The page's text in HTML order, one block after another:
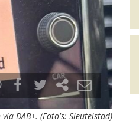
DAB+. (Foto's: Sleutelstad)